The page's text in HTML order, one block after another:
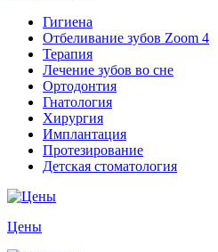
Гигиена
Отбеливание зубов Zoom 4
Терапия
Лечение зубов во сне
Ортодонтия
Гнатология
Хирургия
Имплантация
Протезирование
Детская стоматология
Цены